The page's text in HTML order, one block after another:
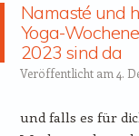
Namasté und
Yoga-
2023 sind da
Veröffentlicht am 4.
und falls es für